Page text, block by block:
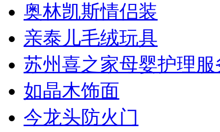
奥林凯斯情侣装
亲泰儿毛绒玩具
苏州喜之家母婴护理服
如晶木饰面
今龙头防火门